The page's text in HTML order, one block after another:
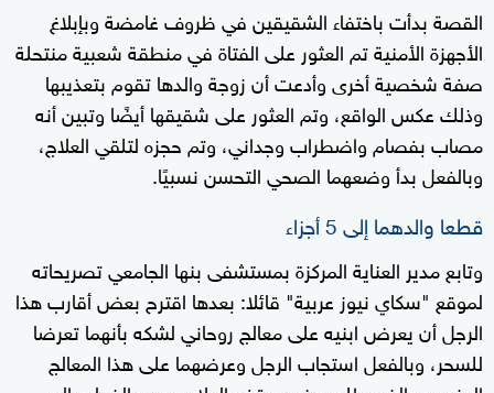
0
seconds
القصة بدأت باختفاء الشقيقين في ظروف غامضة وبإبلاغ
الأجهزة الأمنية تم العثور على الفتاة في منطقة شعبية منتحلة
صفة شخصية أخرى وأدعت أن زوجة والدها تقوم بتعذيبها
وذلك عكس الواقع، وتم العثور على شقيقها أيضًا وتبين أنه
مصاب بفصام واضطراب وجداني، وتم حجزه لتلقي العلاج،
وبالفعل بدأ وضعهما الصحي التحسن نسبيًا.
قطعا والدهما إلى 5 أجزاء
وتابع مدير العناية المركزة بمستشفى بنها الجامعي تصريحاته
لموقع "سكاي نيوز عربية" قائلا: بعدها اقترح بعض أقارب هذا
الرجل أن يعرض ابنيه على معالج روحاني لشكه بأنهما تعرضا
للسحر، وبالفعل استجاب الرجل وعرضهما على هذا المعالج